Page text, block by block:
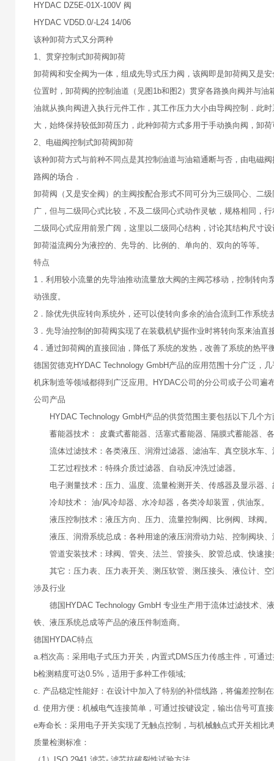
HYDAC DZ5E-01X-100V 阀
HYDAC VD5D.0/-L24 14/06
该种卸荷方式又分两种
1、贯穿控制式卸荷阀卸荷
卸荷阀和安全阀为一体，组成先导式压力阀，该阀即是卸荷阀又是
位置时，卸荷阀的控制油道（见图1b和图2）贯穿各路换向阀并与
油就从换向阀进入执行元件工作，其工作压力大小由导阀控制．此
大，始终保持较低卸荷压力，此种卸荷方式多用于手动换向阀，卸
2、电磁阀控制式卸荷阀卸荷
该种卸荷方式与前种不同点是其控制油道与油箱通断与否，由电磁
路阀的场合．
卸荷阀（又是安全阀）的主阀按配合形式不同可分为三级同心、二
广，但与二级同心式比较，不及二级同心式动作灵敏，规格相同，
二级同心式应用前景广阔，这里以二级同心结构，讨论其结构尺寸
卸荷溢流阀分为液控的、先导的、比例的、单向的、双向的等等。
特点
1．利用较小流量的先导油推动流量放大阀的主阀芯移动，控制转
动强度。
2．除优先供应转向系统外，还可以使转向多余的油合流到工作系
3．先导油控制的卸荷阀实现了在装载机铲掘作业时将转向泵来油
4．通过卸荷阀的直接回油，降低了系统的发热，改善了系统的热平
德国贺德克HYDAC Technology GmbH产品的应用范围十分广泛，
机床制造等领域都得到广泛应用。HYDAC公司的分公司或子公司遍
公司产品
HYDAC Technology GmbH产品的供货范围主要包括以下几个
蓄能器技术： 皮囊式蓄能器、活塞式蓄能器、隔膜式蓄能器、
流体过滤技术：各类液压、润滑过滤器、滤油车、真空脱水车
工艺过程技术：特殊介质过滤器、自动反冲洗过滤器。
电子测量技术：压力、温度、流量检测开关、传感器及显示器
冷却技术： 油/风冷却器、水冷却器，各类冷却装置，供油泵。
液压控制技术：液压方向、压力、流量控制阀、比例阀、球阀。
液压、润滑系统总成：各种用途的液压润滑动力站、控制阀块
管道安装技术：球阀、管夹、法兰、管接头、胶管总成、快速
其它：压力表、压力表开关、测压软管、测压接头、液位计、
涉及行业
德国HYDAC Technology GmbH 专业生产用于流体过滤技术、
铁、液压系统总成等产品的液压件制造商。
德国HYDAC特点
a.档次高：采用电子式压力开关，内置式DMS压力传感主件，可通
b检测精度可达0.5%，适用于多种工作领域;
c. 产品稳定性能好：在设计中加入了特别的补偿线路，将偏差控制
d. 使用方便：机械电气连接简单，可通过按键设定，输出信号可直
e寿命长：采用电子开关实现了无触点控制，与机械触点式开关相比
质量检测标准：